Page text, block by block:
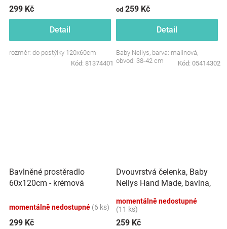
299 Kč
Detail
rozměr: do postýlky 120x60cm
Kód: 81374401
od 259 Kč
Detail
Baby Nellys, barva: malinová,
obvod: 38-42 cm
Kód: 05414302
Bavlněné prostěradlo
60x120cm - krémová
momentálně nedostupné (6 ks)
299 Kč
Dvouvrstvá čelenka, Baby
Nellys Hand Made, bavlna,
80/98
momentálně nedostupné
(11 ks)
259 Kč